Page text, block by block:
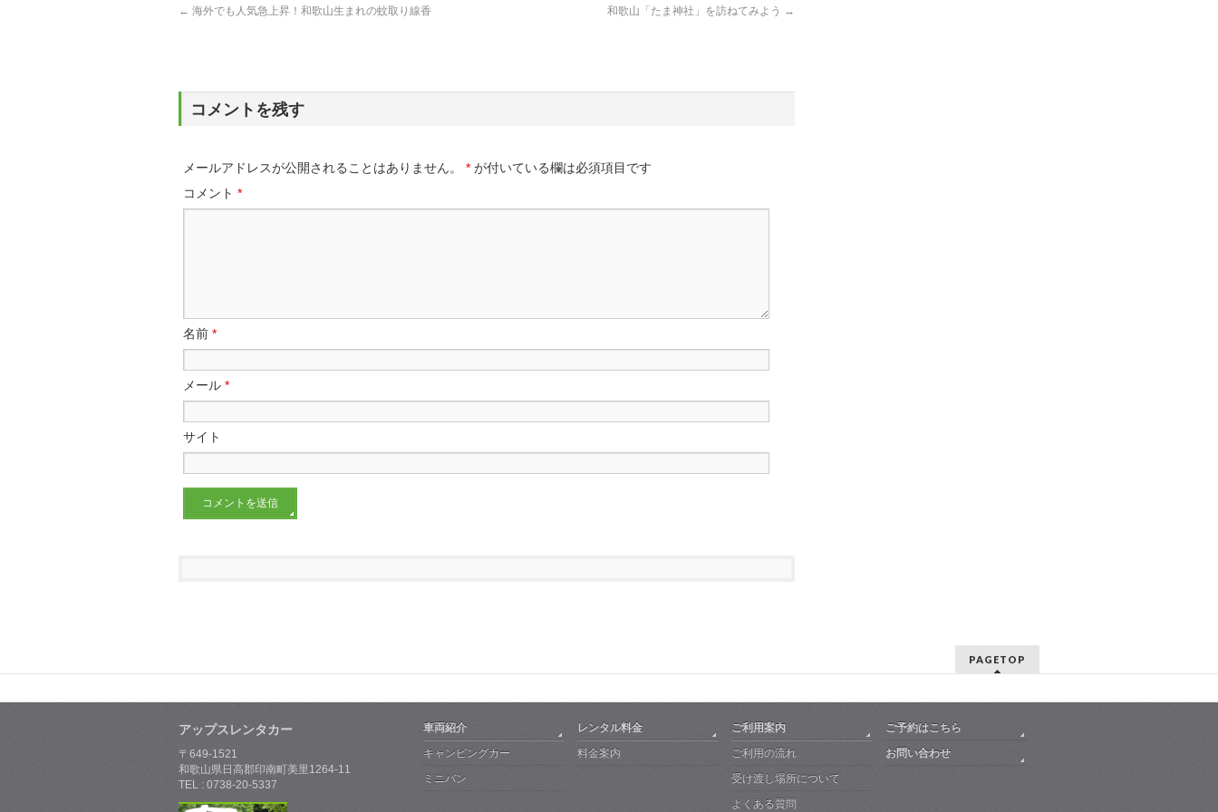
← 海外でも人気急上昇！和歌山生まれの蚊取り線香 和歌山「たま神社」を訪ねてみよう →
コメントを残す
メールアドレスが公開されることはありません。 * が付いている欄は必須項目です
コメント *
名前 *
メール *
サイト
PAGETOP
アップスレンタカー
〒649-1521
和歌山県日高郡印南町美里1264-11
TEL : 0738-20-5337
車両紹介
キャンピングカー
ミニバン
レンタル料金
料金案内
ご利用案内
ご利用の流れ
受け渡し場所について
よくある質問
ご予約はこちら
お問い合わせ